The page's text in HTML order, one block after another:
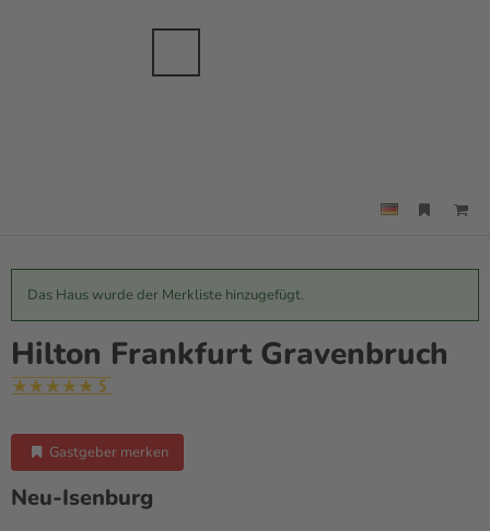
Das Haus wurde der Merkliste hinzugefügt.
Hilton Frankfurt Gravenbruch
Gastgeber merken
Neu-Isenburg